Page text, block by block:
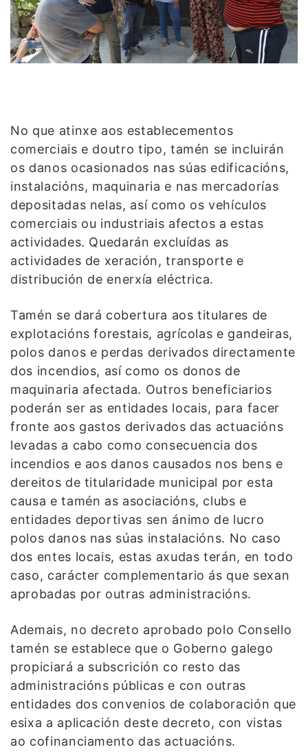
No que atinxe aos establecementos
comerciais e doutro tipo, tamén se incluirán
os danos ocasionados nas súas edificacións,
instalacións, maquinaria e nas mercadorías
depositadas nelas, así como os vehículos
comerciais ou industriais afectos a estas
actividades. Quedarán excluídas as
actividades de xeración, transporte e
distribución de enerxía eléctrica.
Tamén se dará cobertura aos titulares de
explotacións forestais, agrícolas e gandeiras,
polos danos e perdas derivados directamente
dos incendios, así como os donos de
maquinaria afectada. Outros beneficiarios
poderán ser as entidades locais, para facer
fronte aos gastos derivados das actuacións
levadas a cabo como consecuencia dos
incendios e aos danos causados nos bens e
dereitos de titularidade municipal por esta
causa e tamén as asociacións, clubs e
entidades deportivas sen ánimo de lucro
polos danos nas súas instalacións. No caso
dos entes locais, estas axudas terán, en todo
caso, carácter complementario ás que sexan
aprobadas por outras administracións.
Ademais, no decreto aprobado polo Consello
tamén se establece que o Goberno galego
propiciará a subscrición co resto das
administracións públicas e con outras
entidades dos convenios de colaboración que
esixa a aplicación deste decreto, con vistas
ao cofinanciamento das actuacións.